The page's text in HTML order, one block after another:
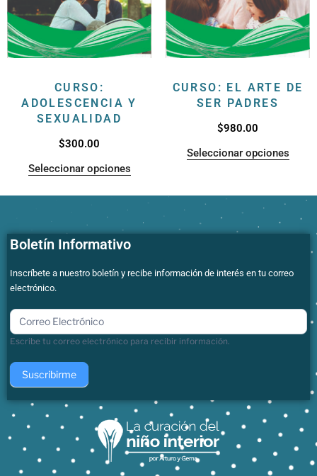
CURSO:
ADOLESCENCIA Y
SEXUALIDAD
$300.00
Seleccionar opciones
CURSO: EL ARTE DE
SER PADRES
$980.00
Seleccionar opciones
Boletín Informativo
Inscríbete a nuestro boletín y recibe información de interés en tu correo
electrónico.
boletin
Escribe tu correo electrónico para recibir información.
Suscribirme